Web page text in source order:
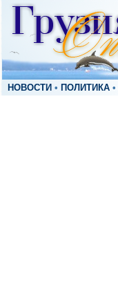
НОВОСТИ • ПОЛИТИКА •